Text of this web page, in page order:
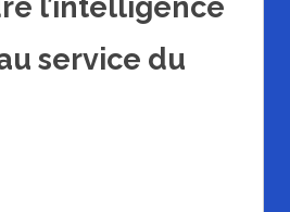
l’intelligence
service du